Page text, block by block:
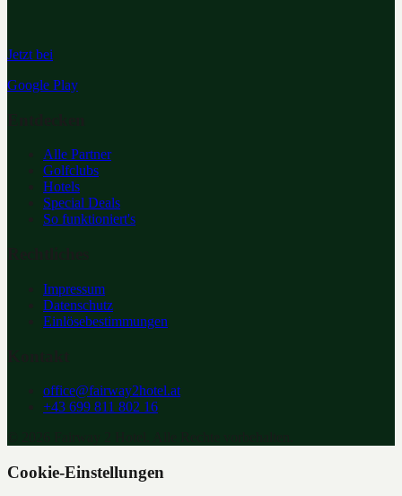
Jetzt bei
Google Play
Alle Partner
Golfclubs
Hotels
Special Deals
So funktioniert's
Impressum
Datenschutz
Einlösebestimmungen
office@fairway2hotel.at
+43 699 811 802 16
Cookie-Einstellungen